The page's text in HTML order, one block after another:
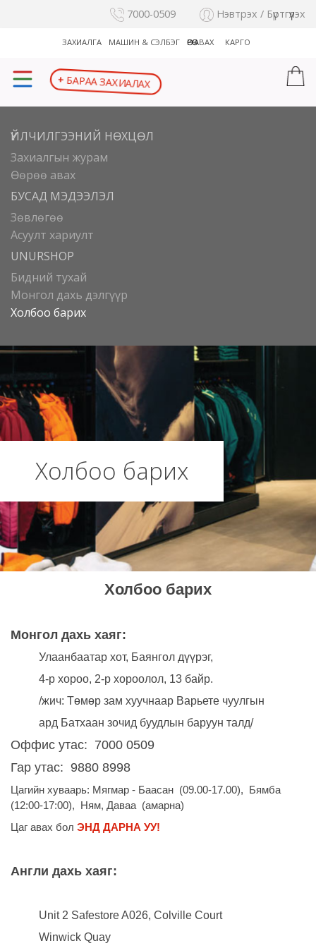
7000-0509 Нэвтрэх / Бүртгүүлэх
ЗАХИАЛГА МАШИН & СЭЛБЭГ ӨӨРӨӨ АВАХ КАРГО
+ БАРАА ЗАХИАЛАХ
ҮЙЛЧИЛГЭЭНИЙ НӨХЦӨЛ
Захиалгын журам
Өөрөө авах
БУСАД МЭДЭЭЛЭЛ
Зөвлөгөө
Асуулт хариулт
UNURSHOP
Бидний тухай
Монгол дахь дэлгүүр
Холбоо барих
Холбоо барих
Холбоо барих
Монгол дахь хаяг:
Улаанбаатар хот, Баянгол дүүрэг,
4-р хороо, 2-р хороолол, 13 байр.
/жич: Төмөр зам хуучнаар Варьете чуулгын
ард Батхаан зочид буудлын баруун талд/
Оффис утас: 7000 0509
Гар утас: 9880 8998
Цагийн хуваарь: Мягмар - Баасан (09.00-17.00), Бямба
(12:00-17:00), Ням, Даваа (aмарна)
Цаг авах бол ЭНД ДАРНА УУ!
Англи дахь хаяг:
Unit 2 Safestore A026, Colville Court
Winwick Quay